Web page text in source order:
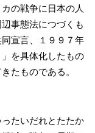
の戦争に日本の人
事態法につづくも
宣言、１９９７年
を具体化したもの
たものである。
たいだれとたたか